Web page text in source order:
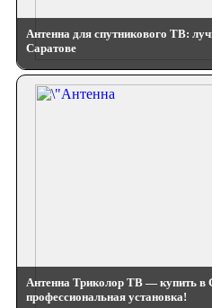
Антенна для спутникового ТВ:
Саратове
Антенна Триколор ТВ — купить в
профессиональная установка!